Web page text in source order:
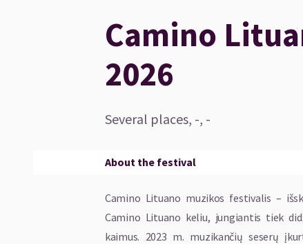
Camino
2026
Several places, -, -
About the festival
Camino Lituano muzikos festivalis –
Camino Lituano keliu, jungiantis tiek
kaimus. 2023 m. muzikančių seserų